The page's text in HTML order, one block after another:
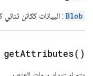
Blob : البيانات ككائن ثنائي
getAttributes( )